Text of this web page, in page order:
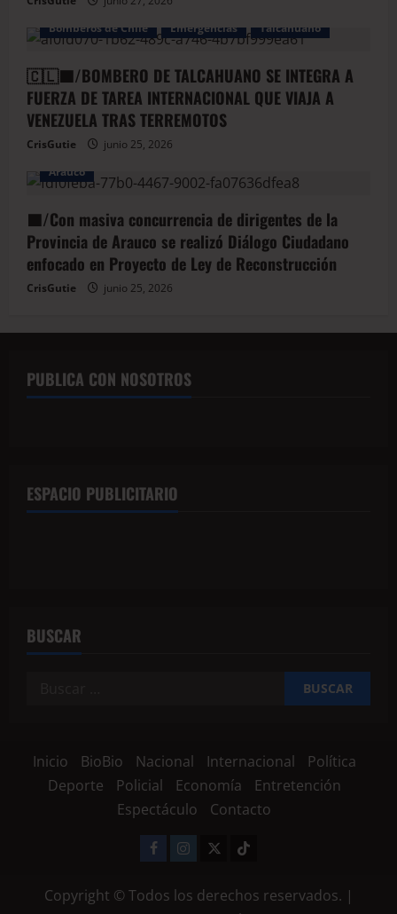
Bomberos de Chile
Emergencias Talcahuano
🇨🇱🟦/BOMBERO DE TALCAHUANO SE INTEGRA A
FUERZA DE TAREA INTERNACIONAL QUE VIAJA A
VENEZUELA TRAS TERREMOTOS
CrisGutie
junio 25, 2026
Arauco
🟦/Con masiva concurrencia de dirigentes de la
Provincia de Arauco se realizó Diálogo Ciudadano
enfocado en Proyecto de Ley de Reconstrucción
CrisGutie junio 25, 2026
PUBLICA CON NOSOTROS
ESPACIO PUBLICITARIO
BUSCAR
Inicio BioBio Nacional Internacional
Política
Deporte
Policial Economía
Entretención
Espectáculo
Contacto
Copyright © Todos los derechos reservados. |